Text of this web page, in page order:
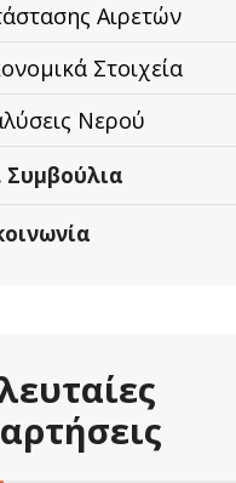
Αιρετών
Στοιχεία
Νερού
Συμβούλια